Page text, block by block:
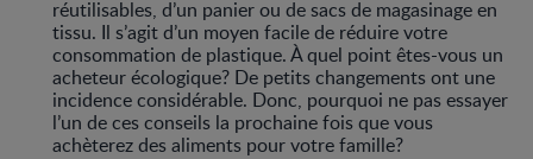
réutilisables, d’un panier ou de sacs de magasinage en
tissu. Il s’agit d’un moyen facile de réduire votre
consommation de plastique. À quel point êtes-vous un
acheteur écologique? De petits changements ont une
incidence considérable. Donc, pourquoi ne pas essayer
l’un de ces conseils la prochaine fois que vous
achèterez des aliments pour votre famille?